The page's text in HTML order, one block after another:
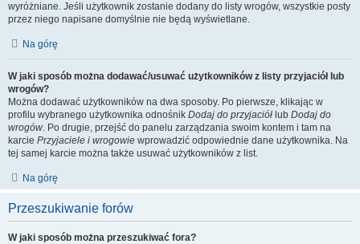
wyróżniane. Jeśli użytkownik zostanie dodany do listy wrogów, wszystkie posty
przez niego napisane domyślnie nie będą wyświetlane.
Na górę
W jaki sposób można dodawać/usuwać użytkowników z listy przyjaciół lub
wrogów?
Można dodawać użytkowników na dwa sposoby. Po pierwsze, klikając w
profilu wybranego użytkownika odnośnik Dodaj do przyjaciół lub Dodaj do
wrogów. Po drugie, przejść do panelu zarządzania swoim kontem i tam na
karcie Przyjaciele i wrogowie wprowadzić odpowiednie dane użytkownika. Na
tej samej karcie można także usuwać użytkowników z list.
Na górę
Przeszukiwanie forów
W jaki sposób można przeszukiwać fora?